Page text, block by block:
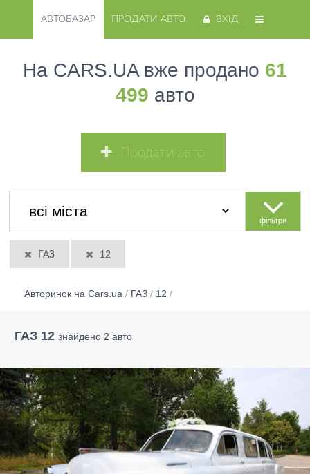
АВТОБАЗАР ПРОДАТИ АВТО ВХІД
На CARS.UA вже продано 61
499 авто
Продати авто
фільтри
ГАЗ 12
Авторинок на Cars.ua / ГАЗ / 12 /
ГАЗ 12 знайдено 2 авто